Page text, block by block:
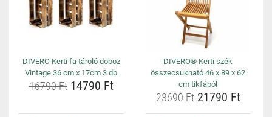
DIVERO Kerti fa tároló doboz
Vintage 36 cm x 17cm 3 db
16790 Ft14790 Ft
DIVERO® Kerti szék
összecsukható 46 x 89 x 62
cm tíkfából
23690 Ft21790 Ft